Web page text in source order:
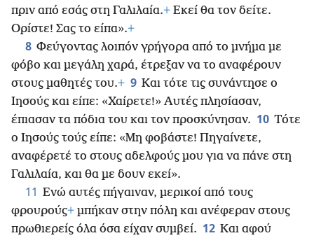
πριν από εσάς στη Γαλιλαία.+ Εκεί θα τον δείτε.
Ορίστε! Σας το είπα».+
8 Φεύγοντας λοιπόν γρήγορα από το μνήμα με
φόβο και μεγάλη χαρά, έτρεξαν να το αναφέρουν
στους μαθητές του.+ 9 Και τότε τις συνάντησε ο
Ιησούς και είπε: «Χαίρετε!» Αυτές πλησίασαν,
έπιασαν τα πόδια του και τον προσκύνησαν. 10 Τότε
ο Ιησούς τούς είπε: «Μη φοβάστε! Πηγαίνετε,
αναφέρετέ το στους αδελφούς μου για να πάνε στη
Γαλιλαία, και θα με δουν εκεί».
11 Ενώ αυτές πήγαιναν, μερικοί από τους
φρουρούς+ μπήκαν στην πόλη και ανέφεραν στους
πρωθιερείς όλα όσα είχαν συμβεί. 12 Και αφού